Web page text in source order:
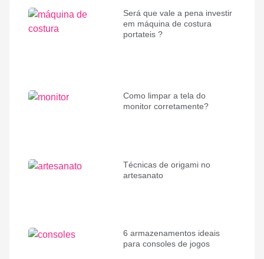
Será que vale a pena investir
em máquina de costura
portateis ?
Como limpar a tela do
monitor corretamente?
Técnicas de origami no
artesanato
6 armazenamentos ideais
para consoles de jogos